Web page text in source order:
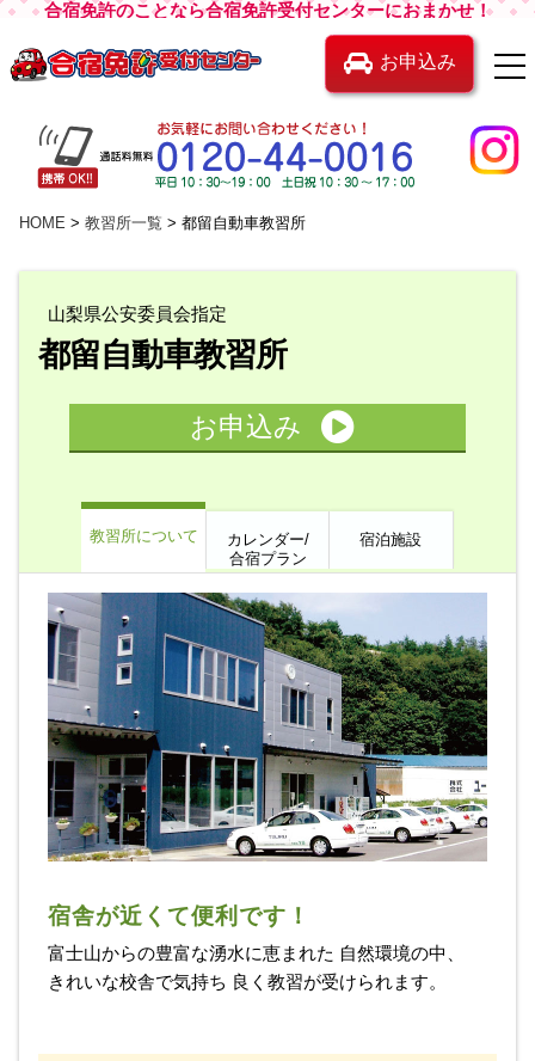
合宿免許のことなら合宿免許受付センターにおまかせ！
お申込み
HOME 教習所一覧 都留自動車教習所
山梨県公安委員会指定
都留自動車教習所
お申込み
教習所について
カレンダー/
合宿プラン
宿泊施設
宿舎が近くて便利です！
富士山からの豊富な湧水に恵まれた 自然環境の中、
きれいな校舎で気持ち 良く教習が受けられます。